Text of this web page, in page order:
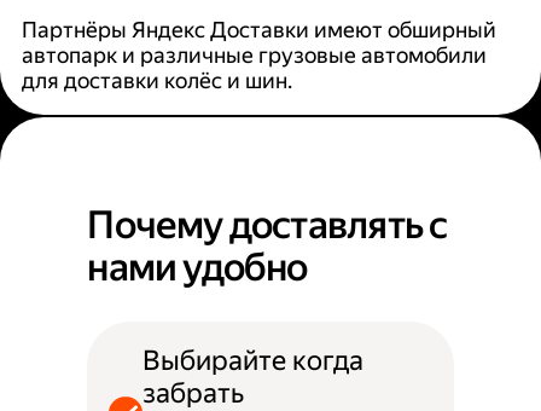
Партнёры Яндекс Доставки имеют обширный
автопарк и различные грузовые автомобили
для доставки колёс и шин.
Почему доставлять с
нами удобно
Выбирайте когда
забрать